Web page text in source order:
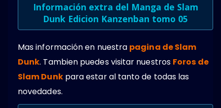
Información extra del Manga de Slam
Dunk Edicion Kanzenban tomo 05
Mas información en nuestra pagina de Slam
Dunk. Tambien puedes visitar nuestros Foros de
Slam Dunkpara estar al tanto de todas las
novedades.